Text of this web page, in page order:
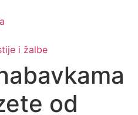
i žalbe
od